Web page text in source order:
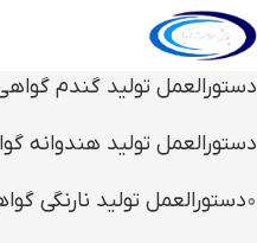
دستورالعمل تولید گندم
دستورالعمل تولید هندوانه
۰دستورالعمل تولید نارنگی